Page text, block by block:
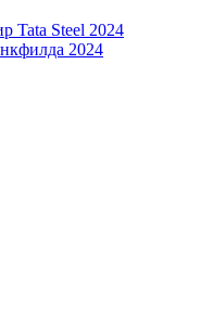
Tata Steel 2024
2024